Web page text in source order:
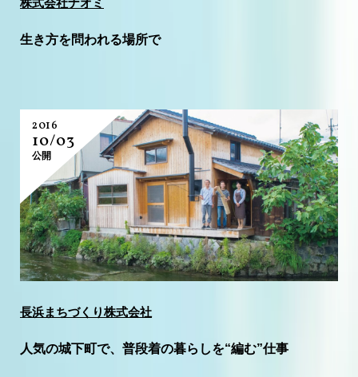
生き方を問われる場所で
2016
10/03
公開
長浜まちづくり株式会社
人気の城下町で、普段着の暮らしを“編む”仕事